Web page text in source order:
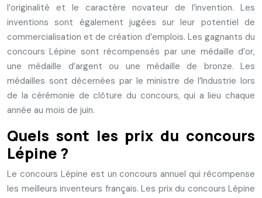
l’originalité et le caractère novateur de l’invention. Les
inventions sont également jugées sur leur potentiel de
commercialisation et de création d’emplois. Les gagnants du
concours Lépine sont récompensés par une médaille d’or,
une médaille d’argent ou une médaille de bronze. Les
médailles sont décernées par le ministre de l’Industrie lors
de la cérémonie de clôture du concours, qui a lieu chaque
année au mois de juin.
Quels sont les prix du concours
Lépine ?
Le concours Lépine est un concours annuel qui récompense
les meilleurs inventeurs français. Les prix du concours Lépine